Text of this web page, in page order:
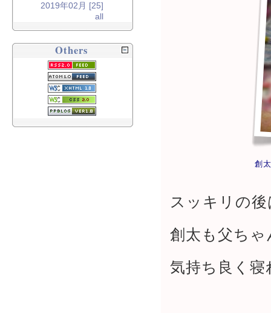
創
スッキリの
創太も父ち
気持ち良く寝
2019年02月 [25]
all
Others